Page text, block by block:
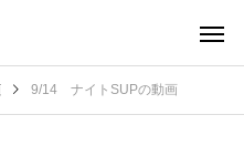
9/14 ナイトSUPの動画